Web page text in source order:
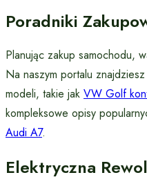
Poradniki
Planując zakup samochodu,
Na naszym portalu
modeli, takie jak VW Golf
kompleksowe opisy
Audi A7.
Elektryczna